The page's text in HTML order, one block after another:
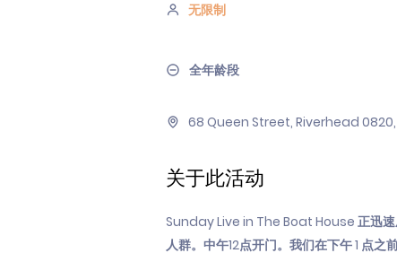
无限制
全年龄段
68 Queen Street, Riverhead
关于此活动
Sunday Live in The Boat House 正迅速
人群。中午12点开门。我们在下午 1 点之